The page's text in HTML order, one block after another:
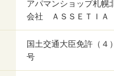
アパマンショップ札
会社 ＡＳＳＥＴＩＡ
国土交通大臣免許（４
号